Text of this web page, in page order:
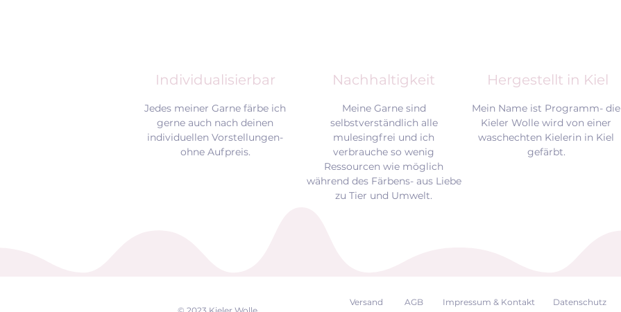
Individualisierbar Hergestellt in Kiel
Nachhaltigkeit
Jedes meiner Garne färbe ich
gerne auch nach deinen
individuellen Vorstellungen-
ohne Aufpreis.
Meine Garne sind
selbstverständlich alle
mulesingfrei und ich
verbrauche so wenig
Ressourcen wie möglich
während des Färbens- aus Liebe
zu Tier und Umwelt.
Mein Name ist Programm- die
Kieler Wolle wird von einer
waschechten Kielerin in Kiel
gefärbt.
Versand AGB Impressum & Kontakt Datenschutz